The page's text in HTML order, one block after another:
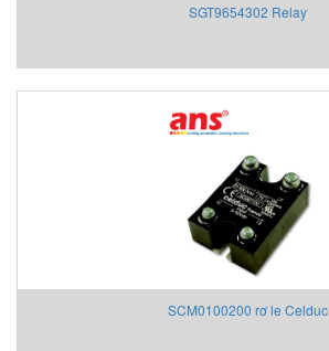
SGT9654302 Relay
SCM0100200 rơ le Celduc